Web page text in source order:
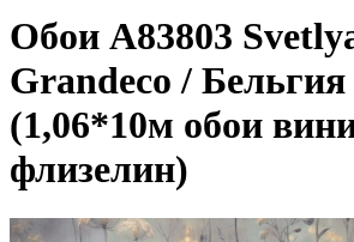
Обои A83803
Grandeco / Бельгия
(1,06*10м обои
флизелин)